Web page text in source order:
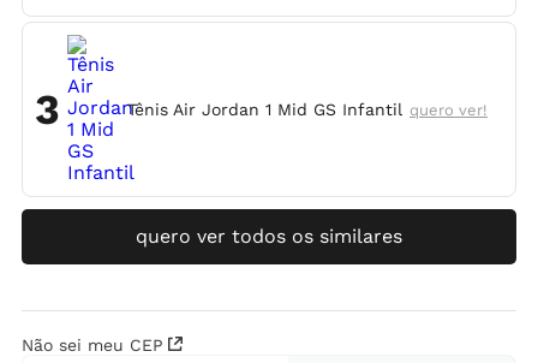
3 Tênis Air Jordan 1 Mid GS Infantil quero ver!
quero ver todos os similares
Não sei meu CEP